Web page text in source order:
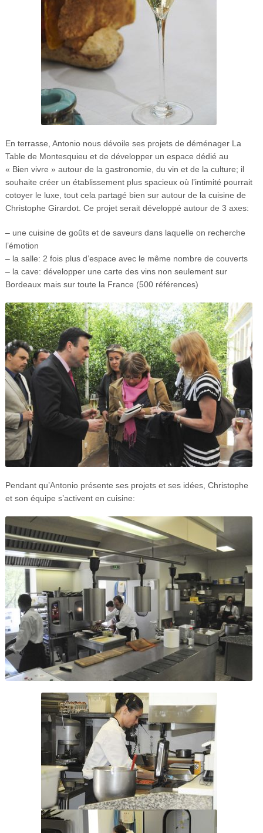
En terrasse, Antonio nous dévoile ses projets de déménager La
Table de Montesquieu et de développer un espace dédié au
« Bien vivre » autour de la gastronomie, du vin et de la culture; il
souhaite créer un établissement plus spacieux où l’intimité pourrait
cotoyer le luxe, tout cela partagé bien sur autour de la cuisine de
Christophe Girardot. Ce projet serait développé autour de 3 axes:
– une cuisine de goûts et de saveurs dans laquelle on recherche
l’émotion
– la salle: 2 fois plus d’espace avec le même nombre de couverts
– la cave: développer une carte des vins non seulement sur
Bordeaux mais sur toute la France (500 références)
Pendant qu’Antonio présente ses projets et ses idées, Christophe
et son équipe s’activent en cuisine: